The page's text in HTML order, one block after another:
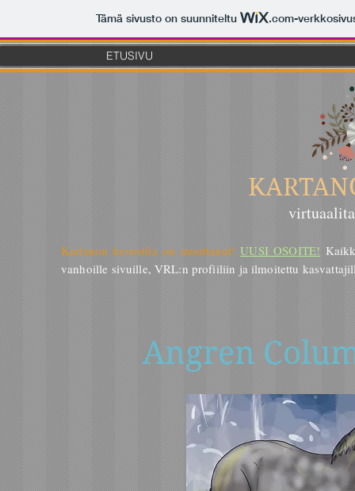
Tämä sivusto on suunniteltu .com-
ETUSIVU
Kartanon hevostila on muuttanut!UUSI OSOITE!
vanhoille sivuille, VRL:n profiiliin ja ilmoitettu
Angren